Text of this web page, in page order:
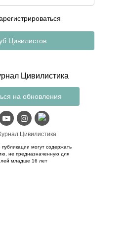
на обновления
Цивилистика
могут содержать
не предназначенную для
младше 16 лет
Цивилистов